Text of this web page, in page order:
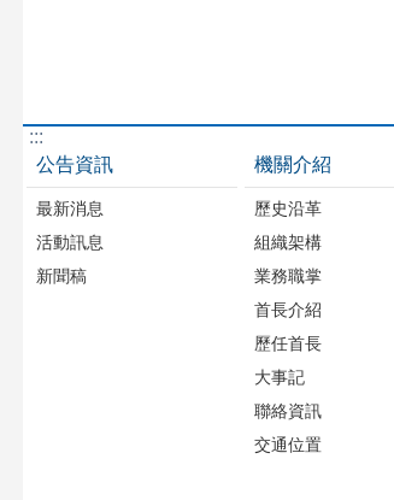
:::
公告資訊
最新消息
活動訊息
新聞稿
機關介紹
歷史沿革
組織架構
業務職掌
首長介紹
歷任首長
大事記
聯絡資訊
交通位置